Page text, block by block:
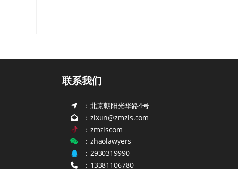
联系我们
：北京朝阳光华路4号
：zixun@zmzls.com
：zmzlscom
：zhaolawyers
：2930319990
：13381106780